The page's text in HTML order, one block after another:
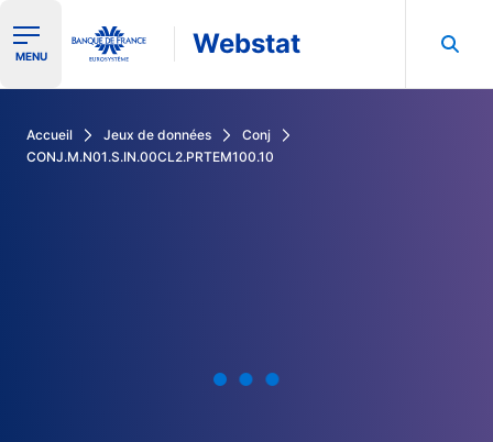
Ouvrir le menu de navigation
MENU Webstat
Accueil Jeux de données
Conj
CONJ.M.N01.S.IN.00CL2.PRTEM100.10